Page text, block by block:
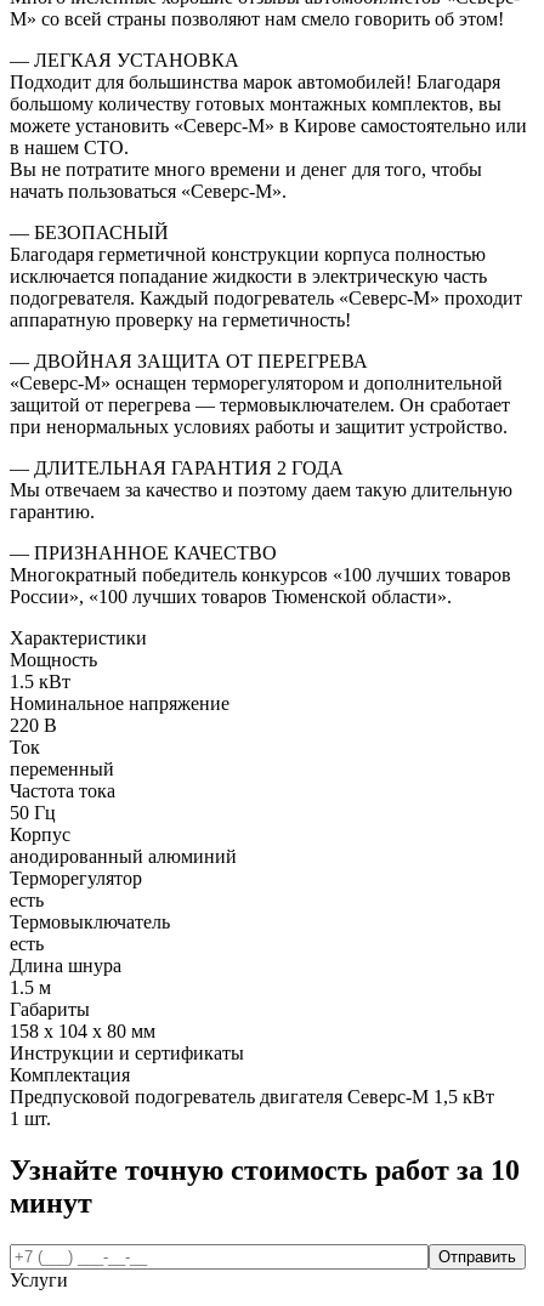
М» со всей страны позволяют нам смело говорить об этом!
— ЛЕГКАЯ УСТАНОВКА
Подходит для большинства марок автомобилей! Благодаря
большому количеству готовых монтажных комплектов, вы
можете установить «Северс-М» в Кирове самостоятельно или
в нашем СТО.
Вы не потратите много времени и денег для того, чтобы
начать пользоваться «Северс-М».
— БЕЗОПАСНЫЙ
Благодаря герметичной конструкции корпуса полностью
исключается попадание жидкости в электрическую часть
подогревателя. Каждый подогреватель «Северс-М» проходит
аппаратную проверку на герметичность!
— ДВОЙНАЯ ЗАЩИТА ОТ ПЕРЕГРЕВА
«Северс-М» оснащен терморегулятором и дополнительной
защитой от перегрева — термовыключателем. Он сработает
при ненормальных условиях работы и защитит устройство.
— ДЛИТЕЛЬНАЯ ГАРАНТИЯ 2 ГОДА
Мы отвечаем за качество и поэтому даем такую длительную
гарантию.
— ПРИЗНАННОЕ КАЧЕСТВО
Многократный победитель конкурсов «100 лучших товаров
России», «100 лучших товаров Тюменской области».
Характеристики
Мощность
1.5 кВт
Номинальное напряжение
220 В
Ток
переменный
Частота тока
50 Гц
Корпус
анодированный алюминий
Терморегулятор
есть
Термовыключатель
есть
Длина шнура
1.5 м
Габариты
158 х 104 х 80 мм
Инструкции и сертификаты
Комплектация
Предпусковой подогреватель двигателя Северс-М 1,5 кВт
1 шт.
Узнайте точную стоимость работ за 10
минут
Услуги